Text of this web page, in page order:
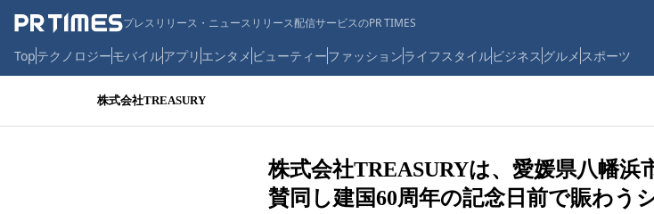
プレスリリース・ニュースリリース配信サービスのPR TIMES
Topテクノロジーモバイルアプリ エンタメ ビューティーファッションライフスタイルビジネス グルメ スポーツ
株式会社TREASURY
株式会社TREASURYは、愛媛県八幡浜
賛同し建国60周年の記念日前で賑わう